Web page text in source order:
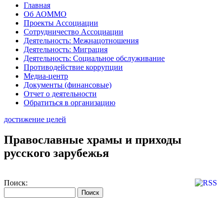
Главная
Об АОММО
Проекты Ассоциации
Сотрудничество Ассоциации
Деятельность: Межнацотношения
Деятельность: Миграция
Деятельность: Социальное обслуживание
Противодействие коррупции
Медиа-центр
Документы (финансовые)
Отчет о деятельности
Обратиться в организацию
достижение целей
Православные храмы и приходы
русского зарубежья
Поиск: